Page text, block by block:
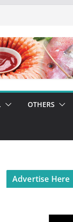
OTHERS
Advertise Here